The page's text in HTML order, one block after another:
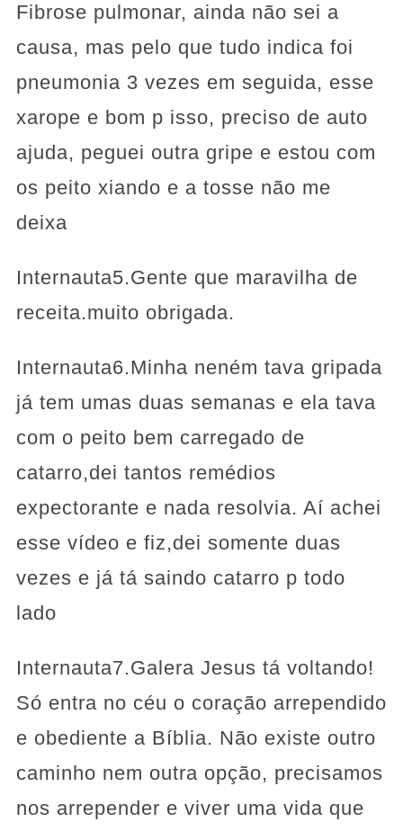
Fibrose pulmonar, ainda não sei a
causa, mas pelo que tudo indica foi
pneumonia 3 vezes em seguida, esse
xarope e bom p isso, preciso de auto
ajuda, peguei outra gripe e estou com
os peito xiando e a tosse não me
deixa
Internauta5.Gente que maravilha de
receita.muito obrigada.
Internauta6.Minha neném tava gripada
já tem umas duas semanas e ela tava
com o peito bem carregado de
catarro,dei tantos remédios
expectorante e nada resolvia. Aí achei
esse vídeo e fiz,dei somente duas
vezes e já tá saindo catarro p todo
lado
Internauta7.Galera Jesus tá voltando!
Só entra no céu o coração arrependido
e obediente a Bíblia. Não existe outro
caminho nem outra opção, precisamos
nos arrepender e viver uma vida que